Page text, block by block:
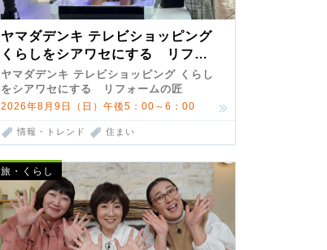
ヤマダデンキ テレビショッピング
くらしをシアワセにする リフォ
ームの匠 第7弾
ヤマダデンキ テレビショッピング くらし
をシアワセにする リフォームの匠
2026年8月9日（日）午後5：00～6：00
情報・トレンド 住まい
旅・くらし